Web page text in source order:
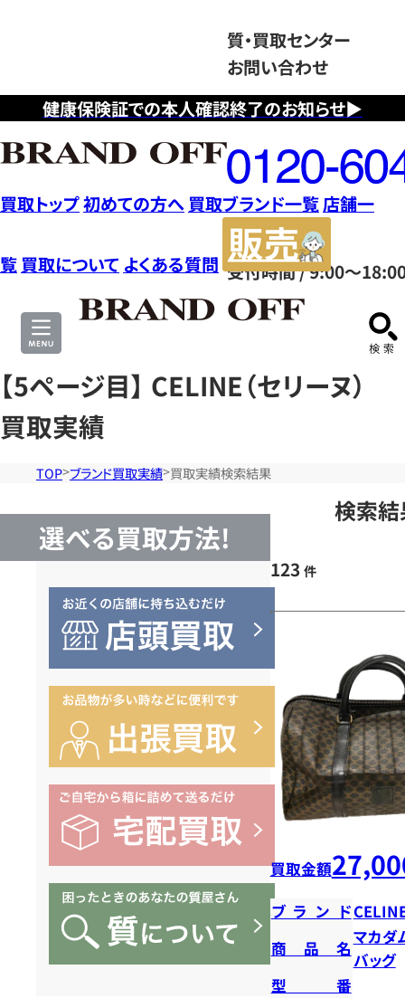
健康保険証での本人確認終了のお知らせ▶
質・買取センター
お問い合わせ
フ
リ
ー
ダ
イ
ヤ
ル
0120604117
受付時間 / 9:00～
買取トップ初めての方へ 買取ブランド一覧店舗一
覧 買取について よくある質問
サ
【5ページ目】 CELINE（セリーヌ）
買取実績
TOP ブランド買取実績 買取実績検索結果
選べる買取方法!
検索
123 件
買取金額
ブランド
商品名
マカ
バッグ
型番